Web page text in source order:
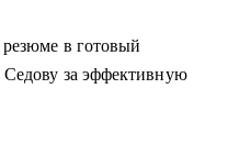
резюме в готовый
за эффективную